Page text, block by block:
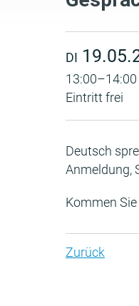
DI
13:00–14:00
Eintritt frei
Deutsch
Anmeldung,
Kommen
Zurück